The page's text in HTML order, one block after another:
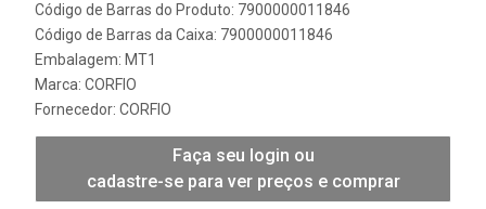
Código de Barras do Produto: 7900000011846
Código de Barras da Caixa: 7900000011846
Embalagem: MT1
Marca: CORFIO
Fornecedor: CORFIO
Faça seu login ou
cadastre-se para ver preços e comprar